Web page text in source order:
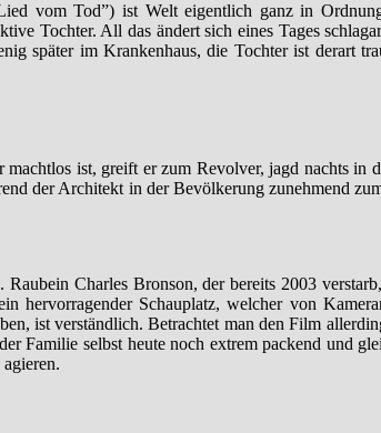
vom Tod”) ist Welt eigentlich ganz in
Tochter. All das ändert sich eines Tages
später im Krankenhaus, die Tochter ist derart
ist, greift er zum Revolver, jagd nachts
der Architekt in der Bevölkerung zunehmend
Charles Bronson, der bereits 2003
hervorragender Schauplatz, welcher von
ist verständlich. Betrachtet man den Film
Familie selbst heute noch extrem packend und